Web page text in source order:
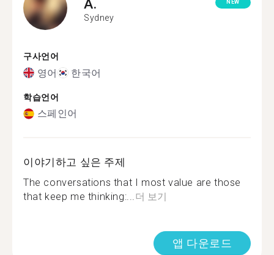
A.
Sydney
NEW
구사언어
영어 한국어
학습언어
스페인어
이야기하고 싶은 주제
The conversations that I most value are those
that keep me thinking:...더 보기
앱 다운로드